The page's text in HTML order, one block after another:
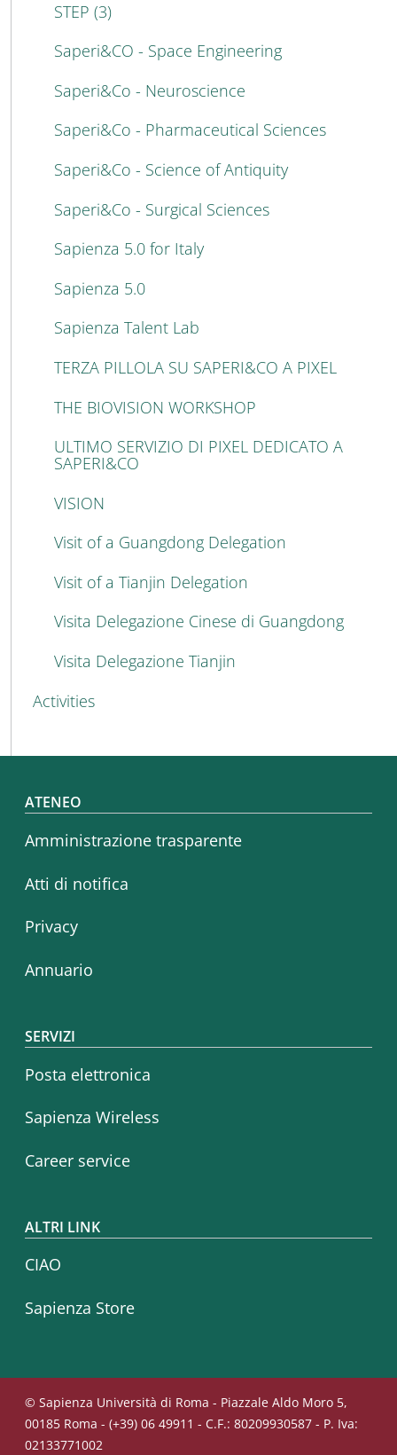
STEP (3)
Saperi&CO - Space Engineering
Saperi&Co - Neuroscience
Saperi&Co - Pharmaceutical Sciences
Saperi&Co - Science of Antiquity
Saperi&Co - Surgical Sciences
Sapienza 5.0 for Italy
Sapienza 5.0
Sapienza Talent Lab
TERZA PILLOLA SU SAPERI&CO A PIXEL
THE BIOVISION WORKSHOP
ULTIMO SERVIZIO DI PIXEL DEDICATO A
SAPERI&CO
VISION
Visit of a Guangdong Delegation
Visit of a Tianjin Delegation
Visita Delegazione Cinese di Guangdong
Visita Delegazione Tianjin
Activities
Footer menu
ATENEO
Amministrazione trasparente
Atti di notifica
Privacy
Annuario
SERVIZI
Posta elettronica
Sapienza Wireless
Career service
ALTRI LINK
CIAO
Sapienza Store
© Sapienza Università di Roma - Piazzale Aldo Moro 5,
00185 Roma - (+39) 06 49911 - C.F.: 80209930587 - P. Iva:
02133771002